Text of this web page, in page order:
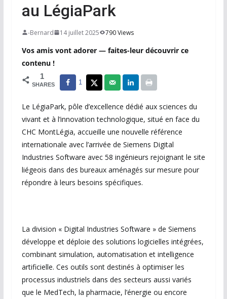
au LégiaPark
-Bernard 14 juillet 2025 790 Views
Vos amis vont adorer — faites-leur découvrir ce
contenu !
1
SHARES 1
Le LégiaPark, pôle d’excellence dédié aux sciences du
vivant et à l’innovation technologique, situé en face du
CHC MontLégia, accueille une nouvelle référence
internationale avec l’arrivée de Siemens Digital
Industries Software avec 58 ingénieurs rejoignant le site
liégeois dans des bureaux aménagés sur mesure pour
répondre à leurs besoins spécifiques.
La division « Digital Industries Software » de Siemens
développe et déploie des solutions logicielles intégrées,
combinant simulation, automatisation et intelligence
artificielle. Ces outils sont destinés à optimiser les
processus industriels dans des secteurs aussi variés
que le MedTech, la pharmacie, l’énergie ou encore